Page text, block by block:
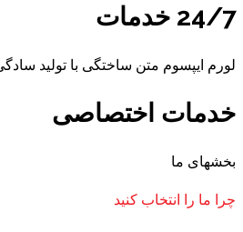
24/7 خدمات
لورم ایپسوم متن ساختگی با تولید
خدمات اختصاصی
بخشهای ما
چرا ما را انتخاب کنید